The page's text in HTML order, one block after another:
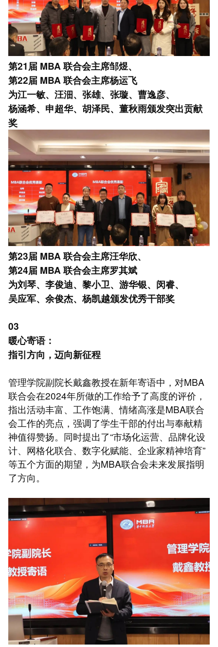
第21届 MBA联合会主席邹煜、
第22届 MBA联合会主席杨运飞
为江一敏、汪沺、张雄、张璇、曹逸彦、
杨涵希、申超华、胡泽民、董秋雨颁发突出贡献
奖
第23届 MBA联合会主席汪华欣、
第24届 MBA联合会主席罗其斌
为刘琴、李俊迪、黎小卫、游华银、闵睿、
吴应军、余俊杰、杨凯越颁发优秀干部奖
03
暖心寄语：
指引方向，迈向新征程
管理学院副院长戴鑫教授在新年寄语中，对MBA
联合会在2024年所做的工作给予了高度的评价，
指出活动丰富、工作饱满、情绪高涨是MBA联合
会工作的亮点，强调了学生干部的付出与奉献精
神值得赞扬。同时提出了“市场化运营、品牌化设
计、网格化联合、数字化赋能、企业家精神培育”
等五个方面的期望，为MBA联合会未来发展指明
了方向。